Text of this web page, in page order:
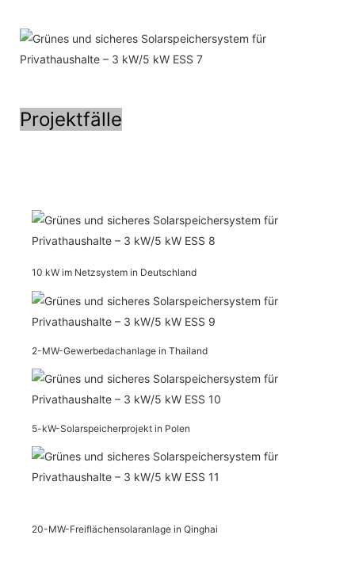
Projektfälle
10 kW im Netzsystem in Deutschland
2-MW-Gewerbedachanlage in Thailand
5-kW-Solarspeicherprojekt in Polen
20-MW-Freiflächensolaranlage in Qinghai